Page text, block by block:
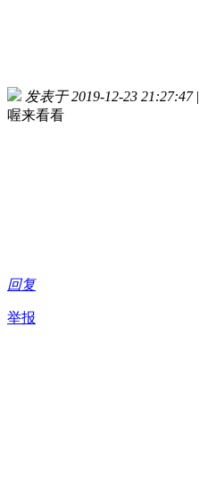
发表于 2019-12-23 21:27:47 |
喔来看看
回复
举报